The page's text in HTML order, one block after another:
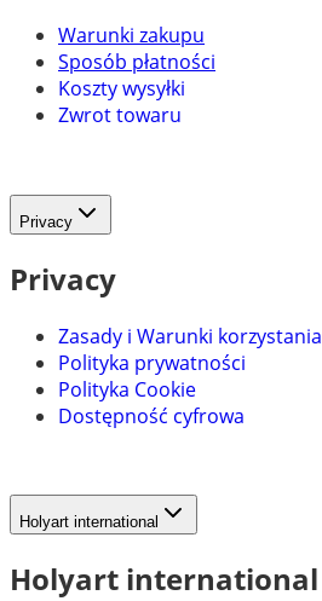
Warunki zakupu
Sposób płatności
Koszty wysyłki
Zwrot towaru
Privacy
Privacy
Zasady i Warunki korzystania
Polityka prywatności
Polityka Cookie
Dostępność cyfrowa
Holyart international
Holyart international